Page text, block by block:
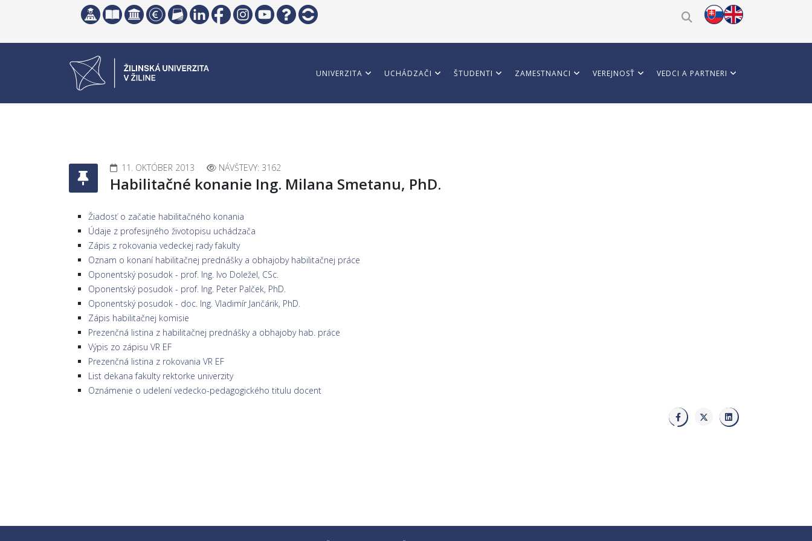
UNIVERZITA UCHÁDZAČI ŠTUDENTI ZAMESTNANCI VEREJNOSŤ VEDCI A PARTNERI
11. OKTÓBER 2013 NÁVŠTEVY: 3162
Habilitačné konanie Ing. Milana Smetanu, PhD.
Žiadosť o začatie habilitačného konania
Údaje z profesijného životopisu uchádzača
Zápis z rokovania vedeckej rady fakulty
Oznam o konaní habilitačnej prednášky a obhajoby habilitačnej práce
Oponentský posudok - prof. Ing. Ivo Doležel, CSc.
Oponentský posudok - prof. Ing. Peter Palček, PhD.
Oponentský posudok - doc. Ing. Vladimír Jančárik, PhD.
Zápis habilitačnej komisie
Prezenčná listina z habilitačnej prednášky a obhajoby hab. práce
Výpis zo zápisu VR EF
Prezenčná listina z rokovania VR EF
List dekana fakulty rektorke univerzity
Oznámenie o udelení vedecko-pedagogického titulu docent